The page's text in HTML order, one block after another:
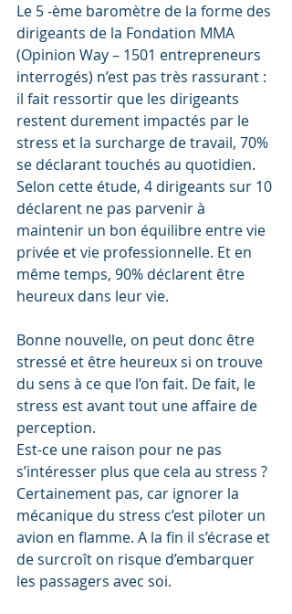
Le 5 -ème baromètre de la forme des
dirigeants de la Fondation MMA
(Opinion Way – 1501 entrepreneurs
interrogés) n’est pas très rassurant :
il fait ressortir que les dirigeants
restent durement impactés par le
stress et la surcharge de travail, 70%
se déclarant touchés au quotidien.
Selon cette étude, 4 dirigeants sur 10
déclarent ne pas parvenir à
maintenir un bon équilibre entre vie
privée et vie professionnelle. Et en
même temps, 90% déclarent être
heureux dans leur vie.
Bonne nouvelle, on peut donc être
stressé et être heureux si on trouve
du sens à ce que l’on fait. De fait, le
stress est avant tout une affaire de
perception.
Est-ce une raison pour ne pas
s’intéresser plus que cela au stress ?
Certainement pas, car ignorer la
mécanique du stress c’est piloter un
avion en flamme. A la fin il s’écrase et
de surcroît on risque d’embarquer
les passagers avec soi.